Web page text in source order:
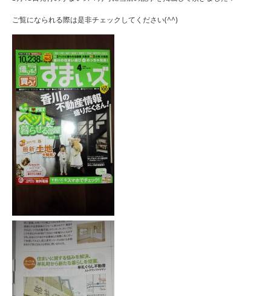
ご覧になられる際は是非チェックしてください(^^)